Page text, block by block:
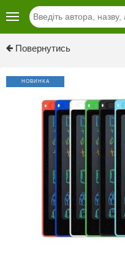
Повернутись
НОВИНКА